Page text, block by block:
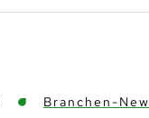
Branchen-